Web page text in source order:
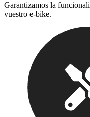
Garantizamos la
vuestro e-bike.